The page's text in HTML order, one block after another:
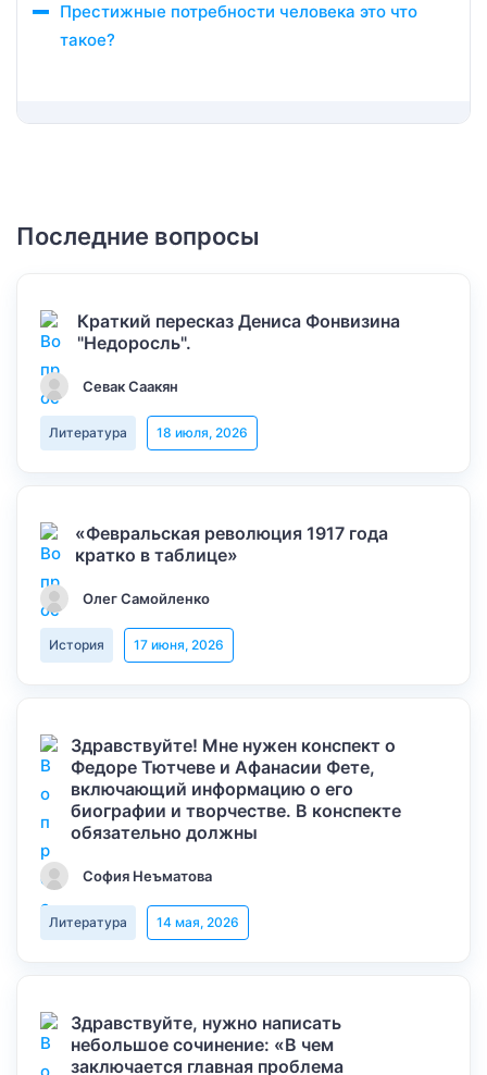
Престижные потребности человека это что
такое?
Последние вопросы
Краткий пересказ Дениса Фонвизина
"Недоросль".
Севак Саакян
Литература 18 июля, 2026
«Февральская революция 1917 года
кратко в таблице»
Олег Самойленко
История 17 июня, 2026
Здравствуйте! Мне нужен конспект о
Федоре Тютчеве и Афанасии Фете,
включающий информацию о его
биографии и творчестве. В конспекте
обязательно должны
София Неъматова
Литература 14 мая, 2026
Здравствуйте, нужно написать
небольшое сочинение: «В чем
заключается главная проблема